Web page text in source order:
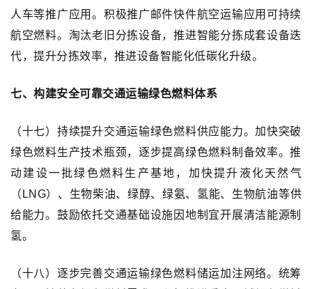
人车等推广应用。积极推广邮件快件航空运输应用可持续
航空燃料。淘汰老旧分拣设备，推进智能分拣成套设备迭
代，提升分拣效率，推进设备智能化低碳化升级。
七、构建安全可靠交通运输绿色燃料体系
（十七）持续提升交通运输绿色燃料供应能力。加快突破
绿色燃料生产技术瓶颈，逐步提高绿色燃料制备效率。推
动建设一批绿色燃料生产基地，加快提升液化天然气
（LNG）、生物柴油、绿醇、绿氨、氢能、生物航油等供
给能力。鼓励依托交通基础设施因地制宜开展清洁能源制
氢。
（十八）逐步完善交通运输绿色燃料储运加注网络。统筹